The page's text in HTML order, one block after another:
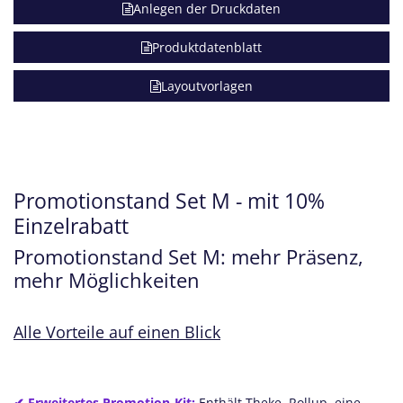
Anlegen der Druckdaten
Produktdatenblatt
Layoutvorlagen
Promotionstand Set M - mit 10%
Einzelrabatt
Promotionstand Set M: mehr Präsenz,
mehr Möglichkeiten
Alle Vorteile auf einen Blick